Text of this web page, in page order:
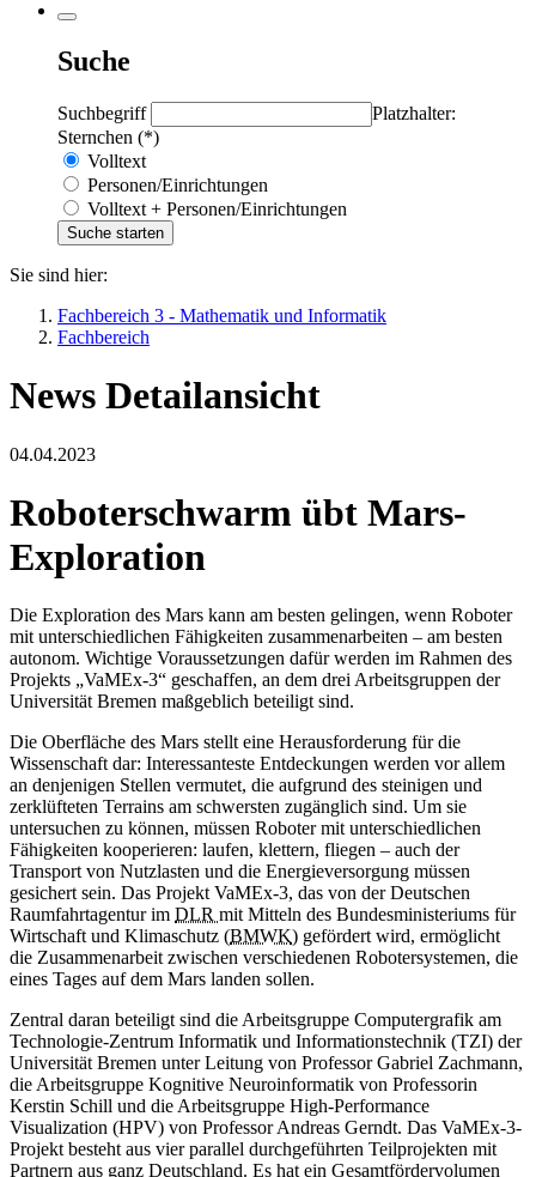
Suche
Suchbegriff
Platzhalter:
Sternchen (*)
Volltext
Personen/Einrichtungen
Volltext + Personen/Einrichtungen
Sie sind hier:
Fachbereich 3 - Mathematik und Informatik
Fachbereich
News Detailansicht
04.04.2023
Roboterschwarm übt Mars-
Exploration
Die Exploration des Mars kann am besten gelingen, wenn Roboter
mit unterschiedlichen Fähigkeiten zusammenarbeiten – am besten
autonom. Wichtige Voraussetzungen dafür werden im Rahmen des
Projekts „VaMEx-3“ geschaffen, an dem drei Arbeitsgruppen der
Universität Bremen maßgeblich beteiligt sind.
Die Oberfläche des Mars stellt eine Herausforderung für die
Wissenschaft dar: Interessanteste Entdeckungen werden vor allem
an denjenigen Stellen vermutet, die aufgrund des steinigen und
zerklüfteten Terrains am schwersten zugänglich sind. Um sie
untersuchen zu können, müssen Roboter mit unterschiedlichen
Fähigkeiten kooperieren: laufen, klettern, fliegen – auch der
Transport von Nutzlasten und die Energieversorgung müssen
gesichert sein. Das Projekt VaMEx-3, das von der Deutschen
Raumfahrtagentur im DLR mit Mitteln des Bundesministeriums für
Wirtschaft und Klimaschutz (BMWK) gefördert wird, ermöglicht
die Zusammenarbeit zwischen verschiedenen Robotersystemen, die
eines Tages auf dem Mars landen sollen.
Zentral daran beteiligt sind die Arbeitsgruppe Computergrafik am
Technologie-Zentrum Informatik und Informationstechnik (TZI) der
Universität Bremen unter Leitung von Professor Gabriel Zachmann,
die Arbeitsgruppe Kognitive Neuroinformatik von Professorin
Kerstin Schill und die Arbeitsgruppe High-Performance
Visualization (HPV) von Professor Andreas Gerndt. Das VaMEx-3-
Projekt besteht aus vier parallel durchgeführten Teilprojekten mit
Partnern aus ganz Deutschland. Es hat ein Gesamtfördervolumen